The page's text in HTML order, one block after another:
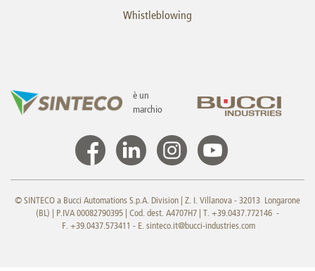
Whistleblowing
è un
marchio
© SINTECO a Bucci Automations S.p.A. Division | Z. I. Villanova - 32013 Longarone
(BL) | P.IVA 00082790395 | Cod. dest. A4707H7 | T. +39.0437.772146 -
F. +39.0437.573411 - E. sinteco.it@bucci-industries.com